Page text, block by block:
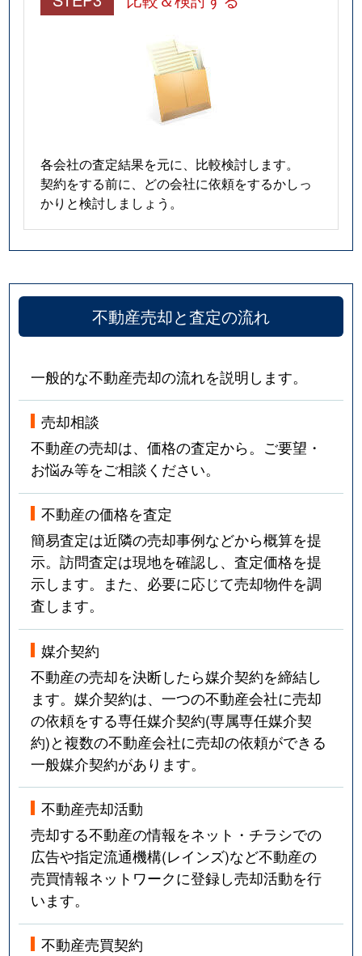
各会社の査定結果を元に、比較検討します。
契約をする前に、どの会社に依頼をするかしっ
かりと検討しましょう。
不動産売却と査定の流れ
一般的な不動産売却の流れを説明します。
売却相談
不動産の売却は、価格の査定から。ご要望・
お悩み等をご相談ください。
不動産の価格を査定
簡易査定は近隣の売却事例などから概算を提
示。訪問査定は現地を確認し、査定価格を提
示します。また、必要に応じて売却物件を調
査します。
媒介契約
不動産の売却を決断したら媒介契約を締結し
ます。媒介契約は、一つの不動産会社に売却
の依頼をする専任媒介契約(専属専任媒介契
約)と複数の不動産会社に売却の依頼ができる
一般媒介契約があります。
不動産売却活動
売却する不動産の情報をネット・チラシでの
広告や指定流通機構(レインズ)など不動産の
売買情報ネットワークに登録し売却活動を行
います。
不動産売買契約